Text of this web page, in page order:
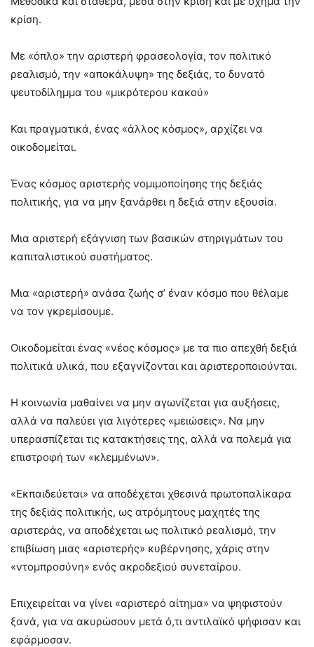
κρίση.
Με «όπλο» την αριστερή φρασεολογία, τον πολιτικό
ρεαλισμό, την «αποκάλυψη» της δεξιάς, το δυνατό
ψευτοδίλημμα του «μικρότερου κακού»
Και πραγματικά, ένας «άλλος κόσμος», αρχίζει να
οικοδομείται.
Ένας κόσμος αριστερής νομιμοποίησης της δεξιάς
πολιτικής, για να μην ξανάρθει η δεξιά στην εξουσία.
Μια αριστερή εξάγνιση των βασικών στηριγμάτων του
καπιταλιστικού συστήματος.
Μια «αριστερή» ανάσα ζωής σ’ έναν κόσμο που θέλαμε
να τον γκρεμίσουμε.
Οικοδομείται ένας «νέος κόσμος» με τα πιο απεχθή δεξιά
πολιτικά υλικά, που εξαγνίζονται και αριστεροποιούνται.
Η κοινωνία μαθαίνει να μην αγωνίζεται για αυξήσεις,
αλλά να παλεύει για λιγότερες «μειώσεις». Να μην
υπερασπίζεται τις κατακτήσεις της, αλλά να πολεμά για
επιστροφή των «κλεμμένων».
«Εκπαιδεύεται» να αποδέχεται χθεσινά πρωτοπαλίκαρα
της δεξιάς πολιτικής, ως ατρόμητους μαχητές της
αριστεράς, να αποδέχεται ως πολιτικό ρεαλισμό, την
επιβίωση μιας «αριστερής» κυβέρνησης, χάρις στην
«ντομπροσύνη» ενός ακροδεξιού συνεταίρου.
Επιχειρείται να γίνει «αριστερό αίτημα» να ψηφιστούν
ξανά, για να ακυρώσουν μετά ό,τι αντιλαϊκό ψήφισαν και
εφάρμοσαν.